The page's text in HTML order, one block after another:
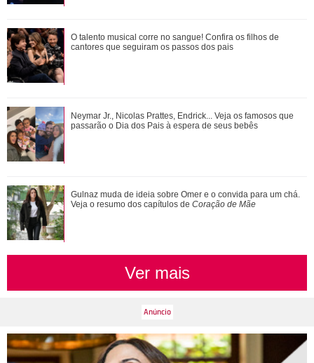
3/13
Shakira estourou na América Latina em 1996 com um visual
mais roqueiro. Com cabelos escuros e escovados, a
Ariana Grande faz desabafo em show sobre decisão de
pausar a carreira: Não foi uma reação...
Gillian Anderson, David Duchovny, Annabeth Gish... Saiba
como estão os atores de Arquivo X h...
Novelas, filmes e série... Relembre os papéis marcantes da
carreira de Bruna Marquezine
O talento musical corre no sangue! Confira os filhos de
cantores que seguiram os passos dos pais
Neymar Jr., Nicolas Prattes, Endrick... Veja os famosos que
passarão o Dia dos Pais à espera de seus bebês
Gulnaz muda de ideia sobre Omer e o convida para um chá.
Veja o resumo dos capítulos de Coração de Mãe
Ver mais